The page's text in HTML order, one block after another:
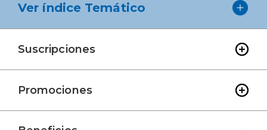
Ver índice Temático
Suscripciones
Promociones